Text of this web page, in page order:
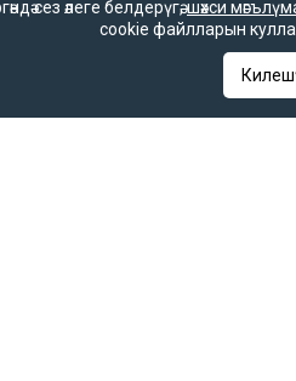
һәм гаммәви коммуникацияләрне
2025 елның 7 октябрендә элемтә,
сез әлеге белдерүгә,шәхси
cookie файлларын